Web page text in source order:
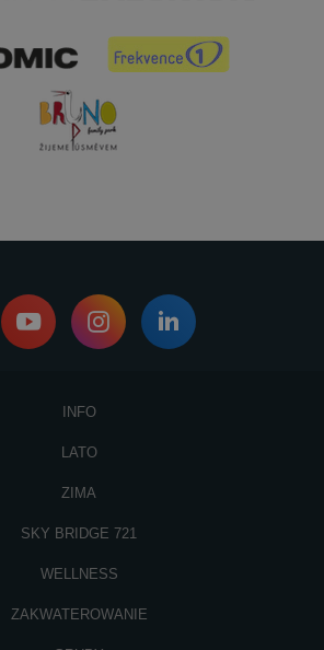
INFO
LATO
ZIMA
SKY BRIDGE 721
WELLNESS
ZAKWATEROWANIE